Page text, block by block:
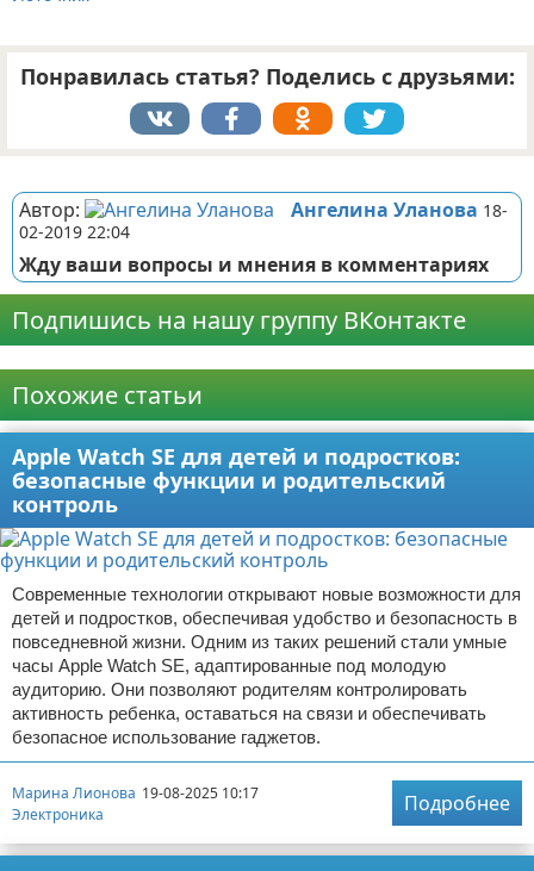
Понравилась статья? Поделись с друзьями:
Автор: Ангелина Уланова 18-
02-2019 22:04
Жду ваши вопросы и мнения в комментариях
Подпишись на нашу группу ВКонтакте
Похожие статьи
Apple Watch SE для детей и подростков:
безопасные функции и родительский
контроль
Современные технологии открывают новые возможности для
детей и подростков, обеспечивая удобство и безопасность в
повседневной жизни. Одним из таких решений стали умные
часы Apple Watch SE, адаптированные под молодую
аудиторию. Они позволяют родителям контролировать
активность ребенка, оставаться на связи и обеспечивать
безопасное использование гаджетов.
Марина Лионова 19-08-2025 10:17
Электроника
Подробнее